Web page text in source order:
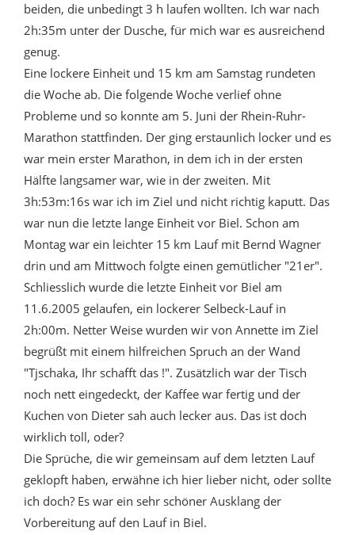
beiden, die unbedingt 3 h laufen wollten. Ich war nach
2h:35m unter der Dusche, für mich war es ausreichend
genug.
Eine lockere Einheit und 15 km am Samstag rundeten
die Woche ab. Die folgende Woche verlief ohne
Probleme und so konnte am 5. Juni der Rhein-Ruhr-
Marathon stattfinden. Der ging erstaunlich locker und es
war mein erster Marathon, in dem ich in der ersten
Hälfte langsamer war, wie in der zweiten. Mit
3h:53m:16s war ich im Ziel und nicht richtig kaputt. Das
war nun die letzte lange Einheit vor Biel. Schon am
Montag war ein leichter 15 km Lauf mit Bernd Wagner
drin und am Mittwoch folgte einen gemütlicher "21er".
Schliesslich wurde die letzte Einheit vor Biel am
11.6.2005 gelaufen, ein lockerer Selbeck-Lauf in
2h:00m. Netter Weise wurden wir von Annette im Ziel
begrüßt mit einem hilfreichen Spruch an der Wand
"Tjschaka, Ihr schafft das !". Zusätzlich war der Tisch
noch nett eingedeckt, der Kaffee war fertig und der
Kuchen von Dieter sah auch lecker aus. Das ist doch
wirklich toll, oder?
Die Sprüche, die wir gemeinsam auf dem letzten Lauf
geklopft haben, erwähne ich hier lieber nicht, oder sollte
ich doch? Es war ein sehr schöner Ausklang der
Vorbereitung auf den Lauf in Biel.